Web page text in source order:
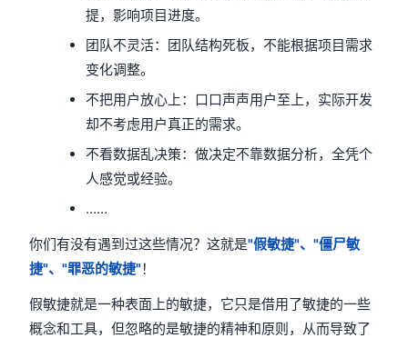
提，影响项目进度。
团队不灵活：团队结构死板，不能根据项目需求
变化调整。
不把用户放心上：口口声声用户至上，实际开发
却不考虑用户真正的需求。
不看数据乱决策：做决定不靠数据分析，全凭个
人感觉或经验。
……
你们有没有遇到过这些情况？这就是"假敏捷"、"僵尸敏
捷"、"罪恶的敏捷"！
假敏捷就是一种表面上的敏捷，它只是借用了敏捷的一些
概念和工具，但忽略的是敏捷的精神和原则，从而导致了